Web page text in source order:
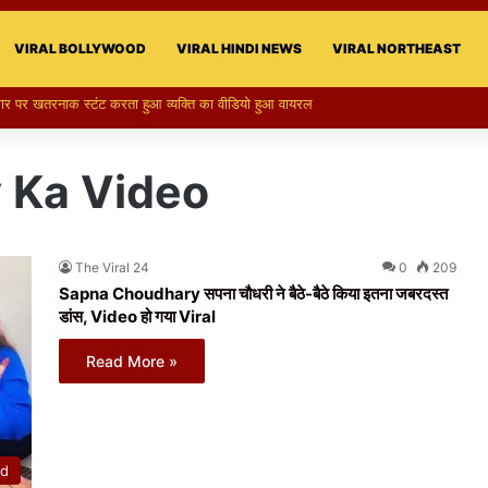
VIRAL BOLLYWOOD VIRAL HINDI NEWS VIRAL NORTHEAST
स्टन्ट, वीडियो हुआ वायरल
Video
The Viral 24 0 209
Sapna Choudhary सपना चौधरी ने बैठे-बैठे किया इतना जबरदस्त
डांस, Video हो गया Viral
Read More »